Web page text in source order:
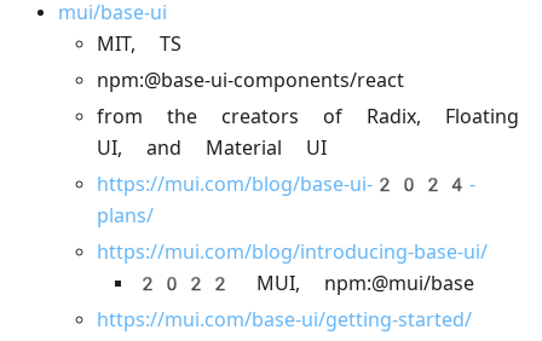
mui/base-ui
MIT, TS
npm:@base-ui-components/react
from the creators of Radix, Floating
UI, and Material UI
https://mui.com/blog/base-ui-2024-
plans/
https://mui.com/blog/introducing-base-ui/
2022 MUI, npm:@mui/base
https://mui.com/base-ui/getting-started/